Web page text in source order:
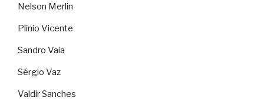
Nelson Merlin
Plínio Vicente
Sandro Vaia
Sérgio Vaz
Valdir Sanches